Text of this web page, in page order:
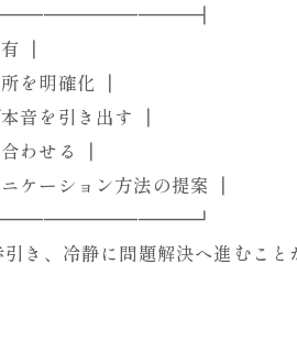
感情整理に役立つ相談のポ
夫婦問題で迷った時の相談
カウンセリングによる選択
夫婦カウンセリングで見直す関
再出発までのステップを表
夫婦関係を見直すための相
┃
を明確化 ┃
音を引き出す ┃
わせる ┃
ケーション方法の提案 ┃
き、冷静に問題解決へ進むこと